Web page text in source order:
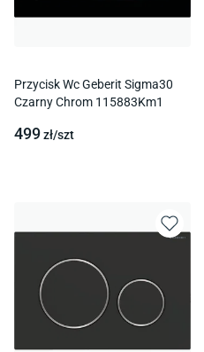
Przycisk Wc Geberit Sigma30
Czarny Chrom 115883Km1
499zł/szt